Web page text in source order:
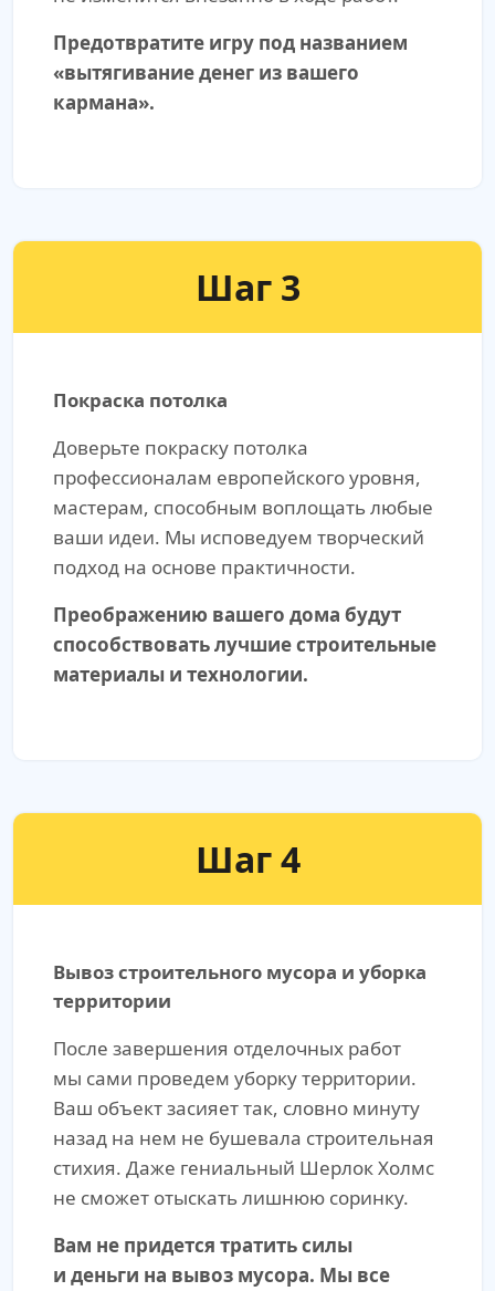
Предотвратите игру под названием
«вытягивание денег из вашего
кармана».
Шаг 3
Покраска потолка
Доверьте покраску потолка
профессионалам европейского уровня,
мастерам, способным воплощать любые
ваши идеи. Мы исповедуем творческий
подход на основе практичности.
Преображению вашего дома будут
способствовать лучшие строительные
материалы и технологии.
Шаг 4
Вывоз строительного мусора и уборка
территории
После завершения отделочных работ
мы сами проведем уборку территории.
Ваш объект засияет так, словно минуту
назад на нем не бушевала строительная
стихия. Даже гениальный Шерлок Холмс
не сможет отыскать лишнюю соринку.
Вам не придется тратить силы
и деньги на вывоз мусора. Мы все